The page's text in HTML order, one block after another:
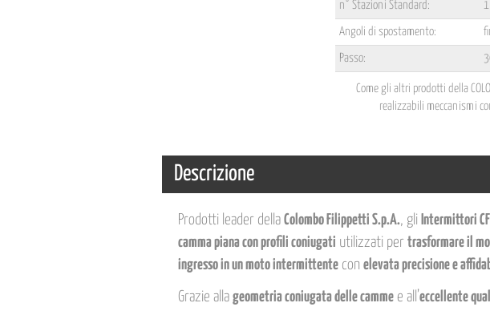
n° Stazioni Standard:
Angoli di spostamento:
Passo:
Come gli altri prodotti della
realizzabili meccanismi
Descrizione
Prodotti leader della Colombo Filippetti S.p.A., gli Intermittori
camma piana con profili coniugati utilizzati per trasformare il
ingresso in un moto intermittente con elevata precisione e
Grazie alla geometria coniugata delle camme e all’eccellente